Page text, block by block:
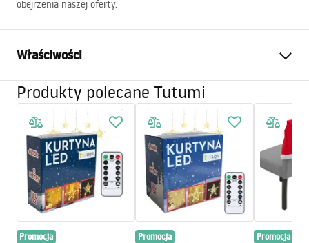
obejrzenia naszej oferty.
Właściwości
Typ włókien
zwykłe
80% poliester 20% poliamid
Gramatura
100-200 GSM
Pojemność
Nie
Rozmiar ręcznika
śr. 150 cm
Zastosowanie ręcznika
kąpielowy
Gwarancja
24 miesiące
Produkty polecane Tutumi
Promocja Promocja Promocja